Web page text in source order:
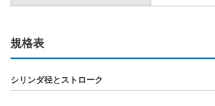
規格表
シリンダ径とストローク